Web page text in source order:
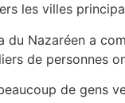
les villes
du Nazaréen a
de personnes
de gens